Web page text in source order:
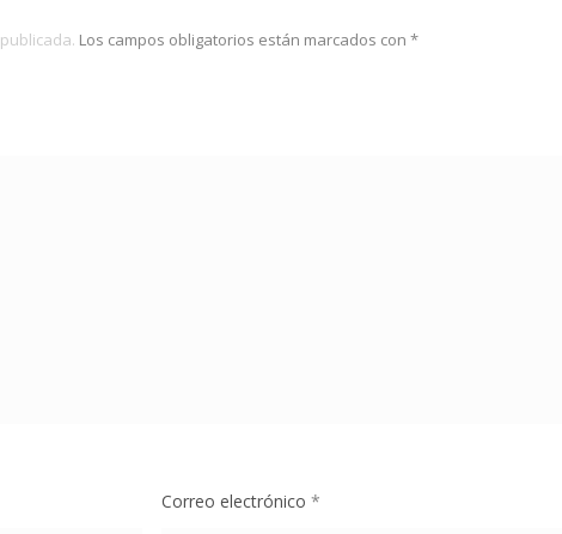
Los campos obligatorios están marcados con *
Correo electrónico *